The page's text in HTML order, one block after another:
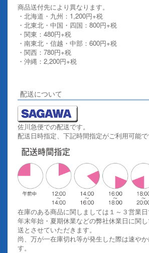
商品送付先により異なります。
・北海道・九州：1,200円+税
・北東北・中国・四国：800円+税
・関東：480円+税
・南東北・信越・中部：600円+税
・関西：780円+税
・沖縄：2,200円+税
配送について
佐川急便での配送です。
配送日時指定、下記時間指定がご利用可能で
在庫のある商品に関しましては１～３営業日
年末年始・夏期休業などの弊社休業日に関
送とさせていただきます。
尚、万が一在庫切れ等が発生した際は速や
す。